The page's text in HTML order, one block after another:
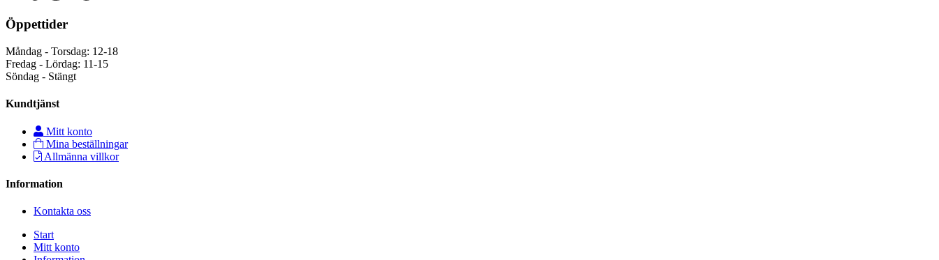
Öppettider
Måndag - Torsdag: 12-18
Fredag - Lördag: 11-15
Söndag - Stängt
Kundtjänst
Mitt konto
Mina beställningar
Allmänna villkor
Information
Kontakta oss
Start
Mitt konto